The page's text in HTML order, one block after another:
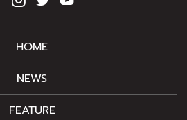
HOME
NEWS
FEATURE